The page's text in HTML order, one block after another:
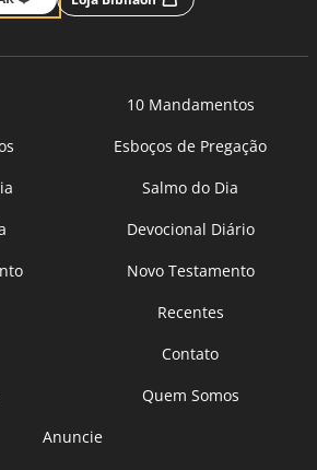
10 Mandamentos
Esboços de Pregação
Salmo do Dia
Devocional Diário
Novo Testamento
Recentes
Contato
Quem Somos
Anuncie